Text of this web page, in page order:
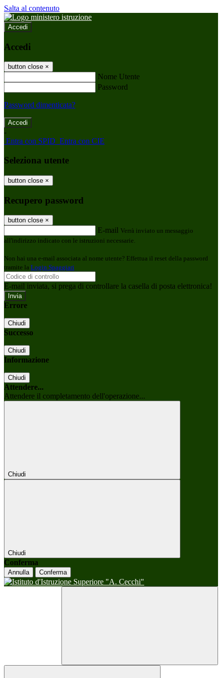
Salta al contenuto
Accedi
Accedi
button close ×
Nome Utente
Password
Password dimenticata?
-
Entra con SPID Entra con CIE
Seleziona utente
button close ×
Recupero password
button close ×
E-mail Verrà inviato un messaggio
all'indirizzo indicato con le istruzioni necessarie.
Non hai una e-mail associata al nome utente? Effettua il reset della password
tramite la Login Spaggiari
E-mail inviata, si prega di controllare la casella di posta elettronica!
Errore
Chiudi
Successo
Chiudi
Informazione
Chiudi
Attendere...
Attendere il completamento dell'operazione...
Chiudi
Chiudi
Conferma
Annulla Conferma